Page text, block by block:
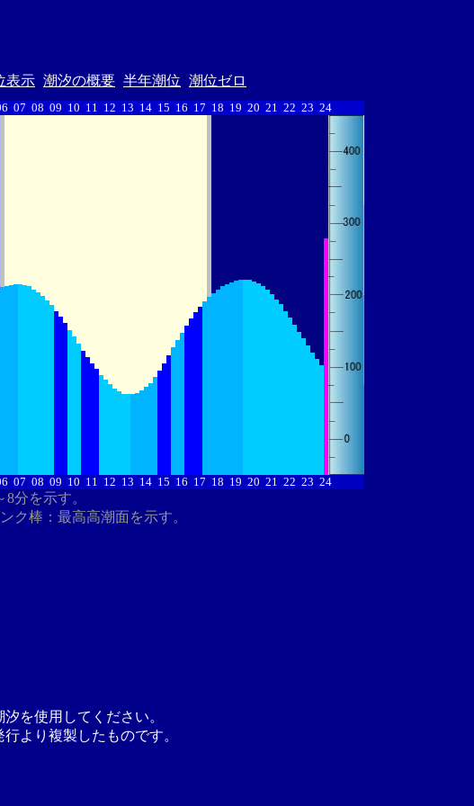
表示 潮汐の概要 半年潮位 潮位ゼロ
07 08 09 10 11 12 13 14 15 16 17 18 19 20 21 22 23 24
07 08 09 10 11 12 13 14 15 16 17 18 19 20 21 22 23 24
分を示す。
ク棒：最高高潮面を示す。
を使用してください。
より複製したものです。